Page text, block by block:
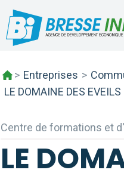
> Entreprises >
LE DOMAINE DES EVEILS
Centre de formations et
LE